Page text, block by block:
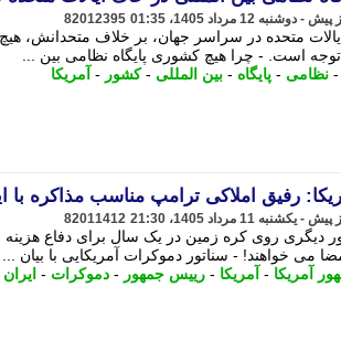
82012395
متحده در سراسر جهان، بر خلاف متحدانش،
توجه است. - چرا هیچ کشوری پایگاه نظامی بین ...
- نظامی - پایگاه - بین المللی -کشور - آمریکا
رفیق املاکی ترامپ مناسب مذاکره با
82011412
دیگری روی کره زمین در یک سال برای دفاع
می خواهند! - سناتور دموکرات آمریکایی با بیان ...
آمریکا - آمریکا - رییس جمهور - دموکرات - ایران